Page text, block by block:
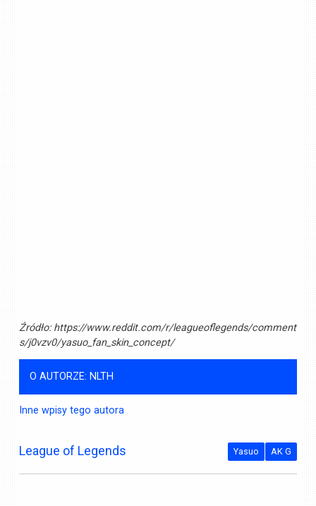
Źródło:https://www.reddit.com/r/leagueoflegends/comment
s/j0vzv0/yasuo_fan_skin_concept/
O AUTORZE: NLTH
Inne wpisy tego autora
League of Legends AK G
Yasuo